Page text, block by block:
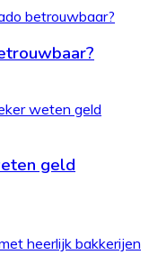
geld